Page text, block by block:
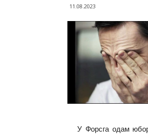
11.08.2023
У Форсга одам